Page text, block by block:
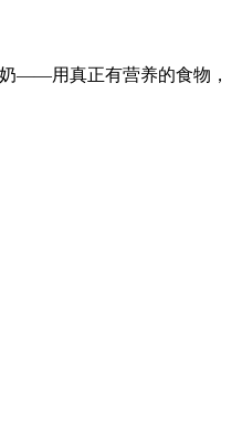
——用真正有营养的食物，